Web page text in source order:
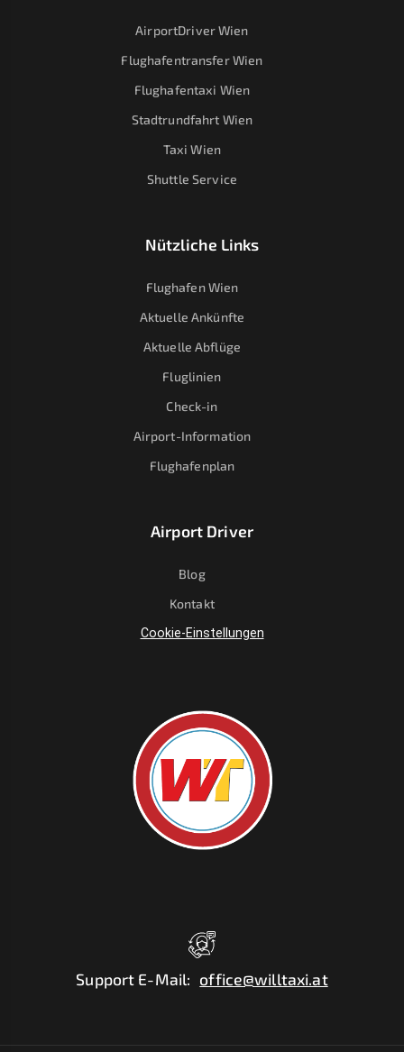
AirportDriver Wien
Flughafentransfer Wien
Flughafentaxi Wien
Stadtrundfahrt Wien
Taxi Wien
Shuttle Service
Nützliche Links
Flughafen Wien
Aktuelle Ankünfte
Aktuelle Abflüge
Fluglinien
Check-in
Airport-Information
Flughafenplan
Airport Driver
Blog
Kontakt
Cookie-Einstellungen
Support E-Mail: office@willtaxi.at